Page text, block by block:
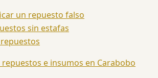
un repuesto falso
sin estafas
repuestos e insumos en Carabobo